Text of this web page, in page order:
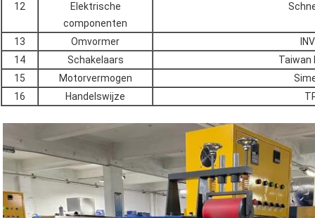
12
Elektrische
componenten
13 Omvormer
14
Schakelaars
Taiwan
15
Motorvermogen
16
Handelswijze